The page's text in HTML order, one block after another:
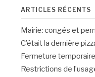
ARTICLES RÉCENTS
Mairie: congés et
C’était la dernière
Fermeture
Restrictions de